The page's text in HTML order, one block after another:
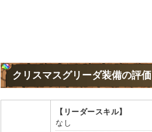
クリスマスグリーダ装備の評価
【リーダースキル】
なし